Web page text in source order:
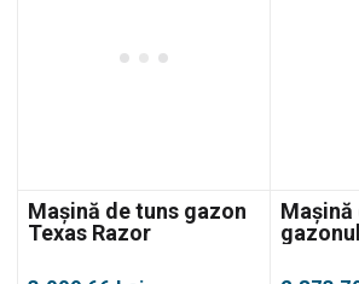
Mașină de tuns gazon
Texas Razor
autopropulsată
Mașină